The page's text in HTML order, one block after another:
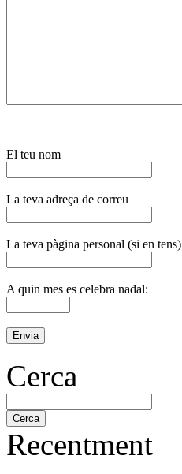
El teu nom
La teva adreça de correu
La teva pàgina personal (si en tens)
A quin mes es celebra nadal:
Cerca
Recentment